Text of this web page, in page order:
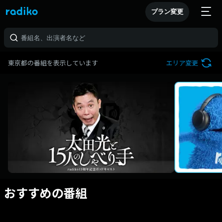
プラン変更
東京都の番組を表示しています エリア変更
おすすめの番組